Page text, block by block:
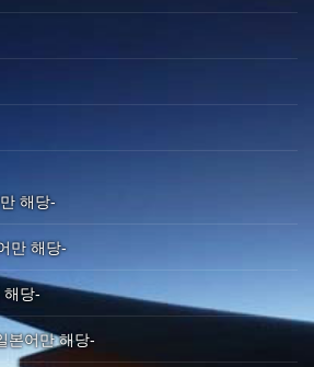
해당-
만 해당-
해당-
본어만 해당-